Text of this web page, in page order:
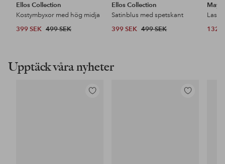
Ellos Collection
Kostymbyxor med hög midja
399 SEK 499 SEK
Ellos Collection
Satinblus med spetskant
399 SEK 499 SEK 132
Upptäck våra nyheter
Lägg
Lägg